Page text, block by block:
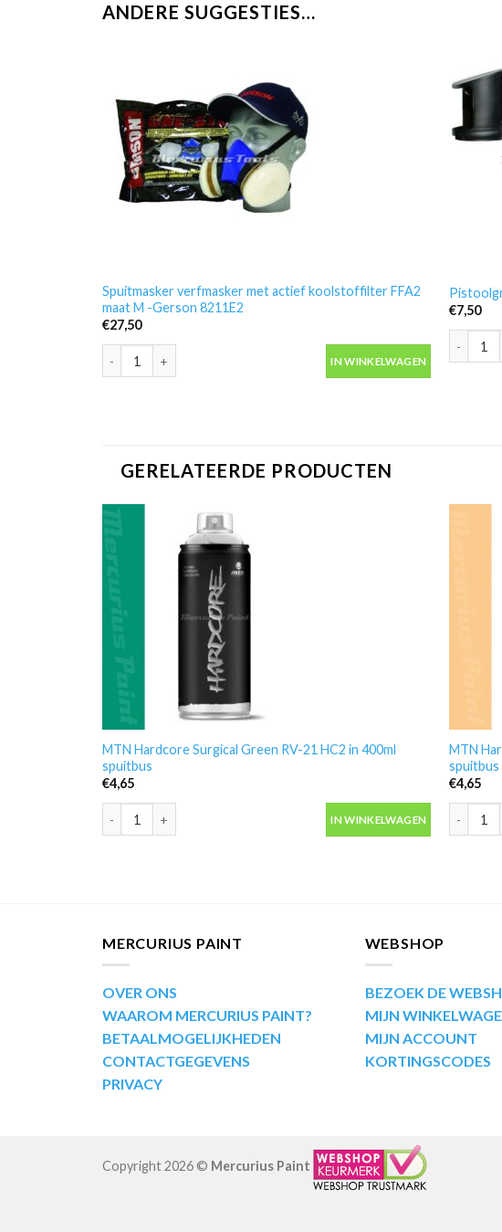
ANDERE SUGGESTIES…
Spuitmasker verfmasker met actief koolstoffilter FFA2
maat M -Gerson 8211E2
€27,50
Spuitmasker verfmasker met actief koolstoffilter FFA2 maat M -
IN WINKELWAGEN
€7,50
GERELATEERDE PRODUCTEN
MTN Hardcore Surgical Green RV-21 HC2 in 400ml
spuitbus
€4,65
MTN Hardcore Surgical Green RV-21 HC2 in 400ml spuitbus aantal
IN WINKELWAGEN
MTN
spuitbus
€4,65
MTN
MERCURIUS PAINT
OVER ONS
WAAROM MERCURIUS PAINT?
BETAALMOGELIJKHEDEN
CONTACTGEGEVENS
PRIVACY
WEBSHOP
BEZOEK DE
MIJN
MIJN ACCOUNT
KORTINGSCODES
Copyright 2026 © Mercurius Paint